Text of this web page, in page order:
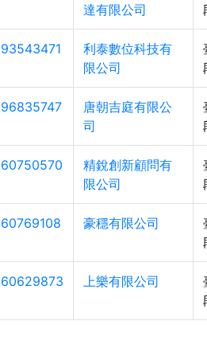
達有限公司
93543471
利泰數位科技有
限公司
96835747
唐朝吉庭有限公
司
60750570
精銳創新顧問有
限公司
60769108 豪穩有限公司
60629873 上樂有限公司